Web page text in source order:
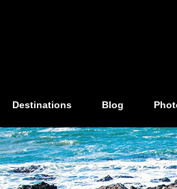
Destinations Blog